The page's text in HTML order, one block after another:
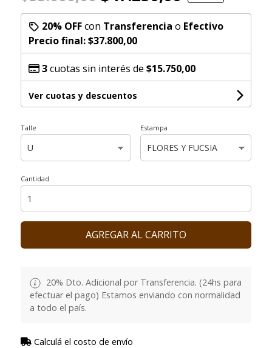
20% OFFcon Transferencia o Efectivo
Precio final:$37.800,00
3cuotas sin interés de $15.750,00
Ver cuotas y descuentos
Talle Estampa
Cantidad
AGREGAR AL CARRITO
20% Dto. Adicional por Transferencia. (24hs para
efectuar el pago) Estamos enviando con normalidad
a todo el país.
Calculá el costo de envío